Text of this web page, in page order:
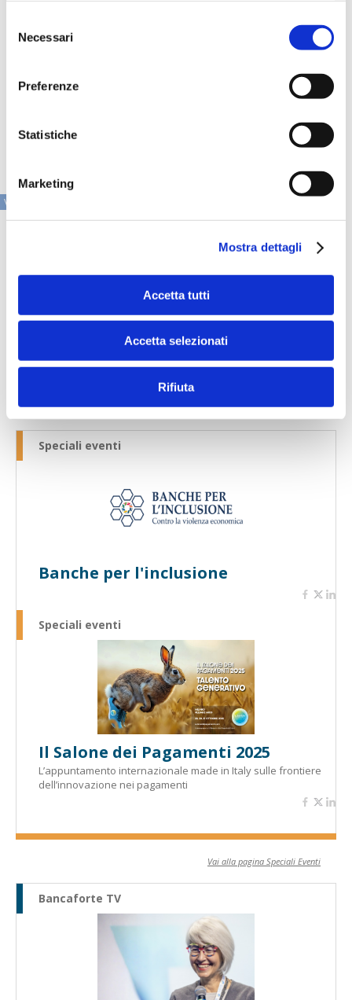
delNecessari
Preferenze
Statistiche
Marketing
Mostra dettagli
Accetta tutti
Accetta selezionati
Rifiuta
di accedere al Fondo per l’Innovazione e la digitalizzazione
promosso tra fine 2020 e inizio 2021 dal Governo.
"Insieme a Nexi - sottolina Manca - forniremo
strumenti e sulle soluzioni a disposizione della pubblica
amministrazione per migliorare i servizi ai cittadini e
che rappresenta un’opportunità fondamentale per lo
sviluppo e l’innovazione del Paese”.
VAI ALLA SEZIONE IN PRIMO PIANO
Speciali eventi
Banche per l'inclusione
Speciali eventi
Il Salone dei Pagamenti 2025
L’appuntamento internazionale made in Italy sulle frontiere
dell’innovazione nei pagamenti
Vai alla pagina Speciali Eventi
Bancaforte TV